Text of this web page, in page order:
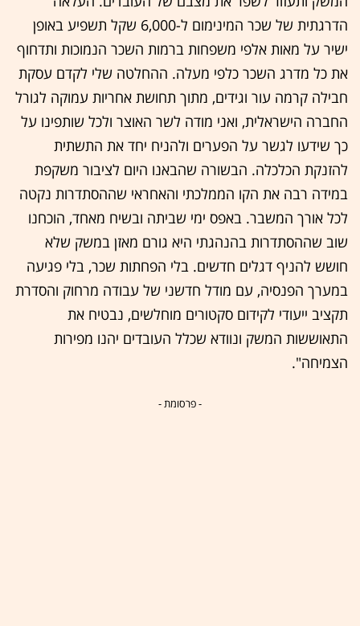
הדרגתית של שכר המינימום ל-6,000 שקל תשפיע באופן
ישיר על מאות אלפי משפחות ברמות השכר הנמוכות ותדחוף
את כל מדרג השכר כלפי מעלה. ההחלטה שלי לקדם עסקת
חבילה קרמה עור וגידים, מתוך תחושת אחריות עמוקה לגורל
החברה הישראלית, ואני מודה לשר האוצר ולכל שותפינו על
כך שידעו לגשר על הפערים ולהניח יחד את התשתית
להזנקת הכלכלה. הבשורה שהבאנו היום לציבור משקפת
במידה רבה את הקו הממלכתי והאחראי שההסתדרות נקטה
לכל אורך המשבר. באפס ימי שביתה ובשיח מאחד, הוכחנו
שוב שההסתדרות בהנהגתי היא גורם מאזן במשק שלא
חושש להניף דגלים חדשים. בלי הפחתות שכר, בלי פגיעה
במערך הפנסיה, עם מודל חדשני של עבודה מרחוק והסדרת
תקציב ייעודי לקידום סקטורים מוחלשים, נבטיח את
התאוששות המשק ונוודא שכלל העובדים יהנו מפירות
הצמיחה".
- פרסומת -